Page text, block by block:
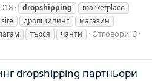
dropshipping
marketplace
дропшипинг
магазин
търся чанти
Отговори: 3
dropshipping партньори